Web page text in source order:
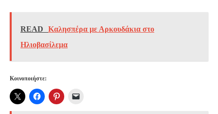
READ
Καλησπέρα με Αρκουδάκια στο
Ηλιοβασίλεμα
Κοινοποιήστε: